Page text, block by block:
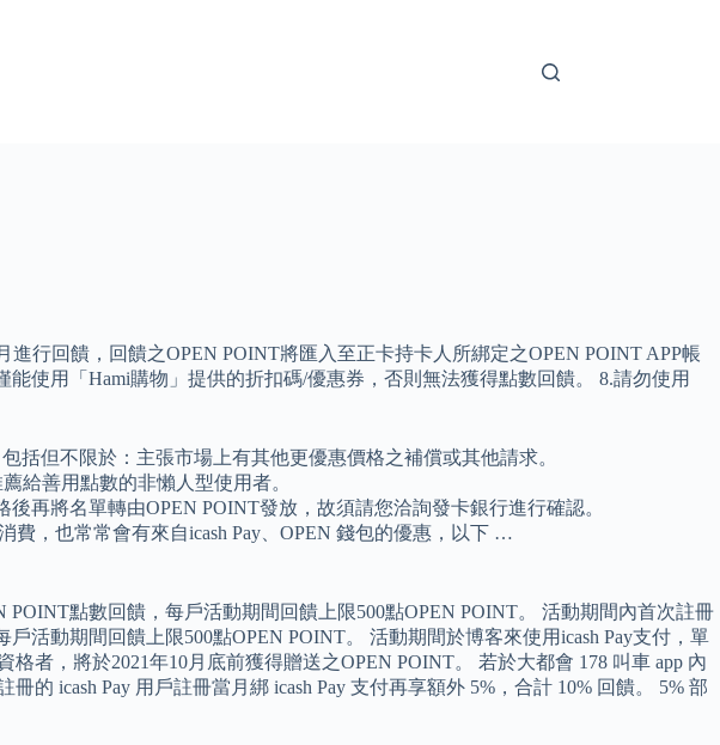
行回饋，回饋之OPEN POINT將匯入至正卡持卡人所綁定之OPEN POINT APP帳
使用「Hami購物」提供的折扣碼/優惠券，否則無法獲得點數回饋。 8.請勿使用
但不限於：主張市場上有其他更優惠價格之補償或其他請求。
給善用點數的非懶人型使用者。
再將名單轉由OPEN POINT發放，故須請您洽詢發卡銀行進行確認。
費，也常常會有來自icash Pay、OPEN 錢包的優惠，以下 …
點數回饋，每戶活動期間回饋上限500點OPEN POINT。 活動期間內首次註冊
活動期間回饋上限500點OPEN POINT。 活動期間於博客來使用icash Pay支付，單
者，將於2021年10月底前獲得贈送之OPEN POINT。 若於大都會 178 叫車 app 內
的 icash Pay 用戶註冊當月綁 icash Pay 支付再享額外 5%，合計 10% 回饋。 5% 部